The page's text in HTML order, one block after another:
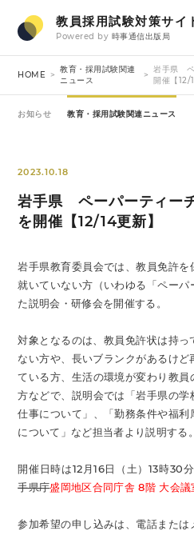
教員採用試験対策サイ
Powered by 時事通信出版局
HOME
教育・採用試験関連
ニュース
岩手県 ペ
開催【12/
お知らせ 教育・採用試験関連ニュース
2023.10.18
岩手県 ペーパーティー
を開催【12/14更新】
岩手県教育委員会では、教員免許
就いていない方（いわゆる「ペー
た説明会・研修会を開催する。
対象となるのは、教員免許状は持
ない方や、長いブランクがあるけ
ている方、生活の環境が変わり教
方などで、説明会では「岩手県の
仕事について」、「勤務条件や福
について」など担当者より説明する。
開催日時は12月16日（土）13時30
手県庁盛岡地区合同庁舎 8階 大会議
参加希望の申し込みは、電話または